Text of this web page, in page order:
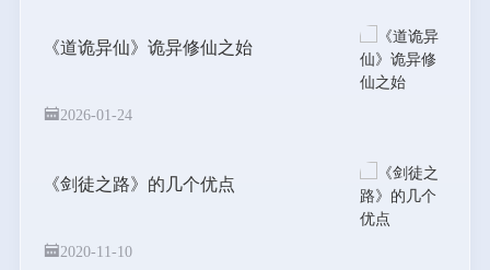
《道诡异仙》诡异修仙之始
2026-01-24
《剑徒之路》的几个优点
2020-11-10